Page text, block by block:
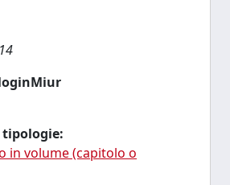
tipologie:
in volume (capitolo o